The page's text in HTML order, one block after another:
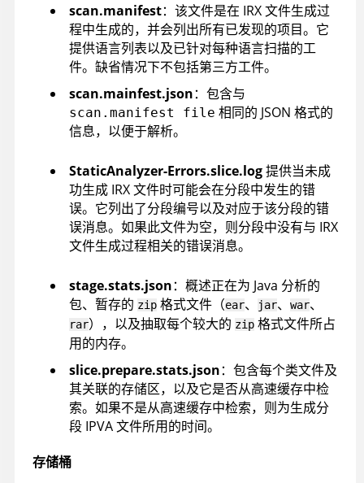
scan.manifest：该文件是在 IRX 文件生成过
程中生成的，并会列出所有已发现的项目。它
提供语言列表以及已针对每种语言扫描的工
件。缺省情况下不包括第三方工件。
scan.mainfest.json：包含与
scan.manifest file 相同的 JSON 格式的
信息，以便于解析。
StaticAnalyzer-Errors.slice.log提供当未成
功生成 IRX 文件时可能会在分段中发生的错
误。它列出了分段编号以及对应于该分段的错
误消息。如果此文件为空，则分段中没有与 IRX
文件生成过程相关的错误消息。
stage.stats.json：概述正在为 Java 分析的
包、暂存的 zip 格式文件（ear、 jar、 war、
rar），以及抽取每个较大的 zip 格式文件所占
用的内存。
slice.prepare.stats.json：包含每个类文件及
其关联的存储区，以及它是否从高速缓存中检
索。如果不是从高速缓存中检索，则为生成分
段 IPVA 文件所用的时间。
存储桶